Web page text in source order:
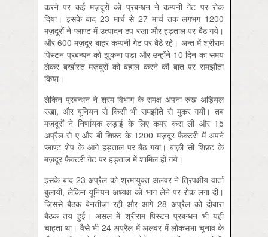
करने पर कई मज़दूरों को प्रबन्धन ने कम्पनी गेट पर रोक
दिया। इसके बाद 23 मार्च से 27 मार्च तक लगभग 1200
मज़दूरों ने प्लाण्ट में उत्पादन ठप रखा और हड़ताल पर बैठ गये।
और 600 मज़दूर बाहर कम्पनी गेट पर बैठे रहे। अन्त में श्रीराम
पिस्टन प्रबन्धन को झुकना पड़ा और उन्होंने 10 दिन का समय
लेकर बर्खास्त मज़दूरों को बहाल करने की बात पर समझौता
किया।
लेकिन प्रबन्धन ने श्रम विभाग के समक्ष अपना रुख अड़ियल
रखा, और यूनियन से किसी भी समझौते से मुकर गयी। तब
मज़दूरों ने निर्णायक लड़ाई के लिए कमर कस ली और 15
अप्रैल से ए और बी शिफ़्ट के 1200 मज़दूर फ़ैक्टरी में अपने
प्लाण्ट शेप के आगे हड़ताल पर बैठ गया। बाक़ी सी शिफ़्ट के
मज़दूर फ़ैक्टरी गेट पर हड़ताल में शामिल हो गये।
इसके बाद 23 अप्रैल को श्रमायुक्त अलवर ने त्रिपक्षीय वार्ता
बुलायी, लेकिन यूनियन अध्यक्ष को भाग लेने पर रोक लगा दी।
जिससे बैठक बेनतीजा रही और आगे 28 अप्रैल को दोबारा
बैठक तय हुई। असल में श्रीराम पिस्टन प्रबन्धन भी यही
चाहता था। वैसे भी 24 अप्रैल में अलवर में लोकसभा चुनाव के